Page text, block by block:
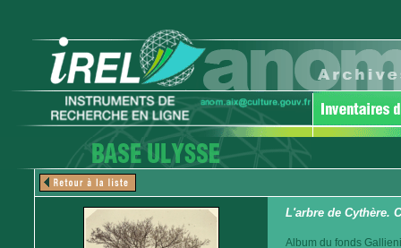
L'arbre de Cythère.
Album du fonds